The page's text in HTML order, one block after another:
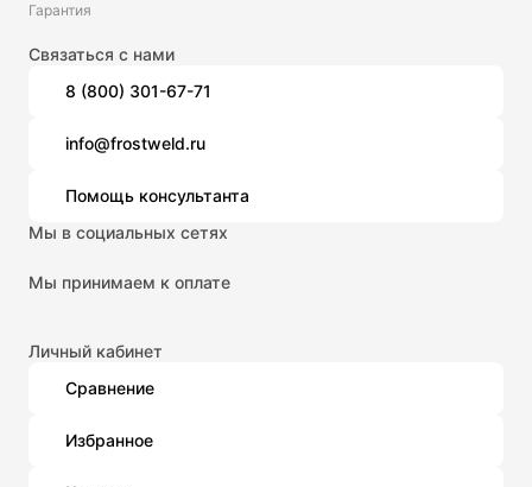
Гарантия
Связаться с нами
8 (800) 301-67-71
info@frostweld.ru
Помощь консультанта
Мы в социальных сетях
Мы принимаем к оплате
Личный кабинет
Сравнение
Избранное